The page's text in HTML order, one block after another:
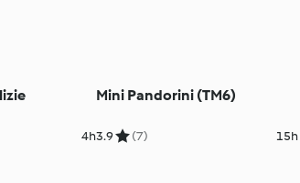
4h
Mini Pandorini (TM6)
3.9 (7) 15h